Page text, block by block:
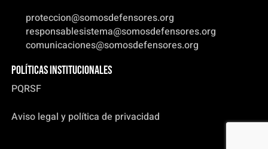
proteccion@somosdefensores.org
responsablesistema@somosdefensores.org
comunicaciones@somosdefensores.org
Políticas institucionales
PQRSF
Aviso legal y política de privacidad